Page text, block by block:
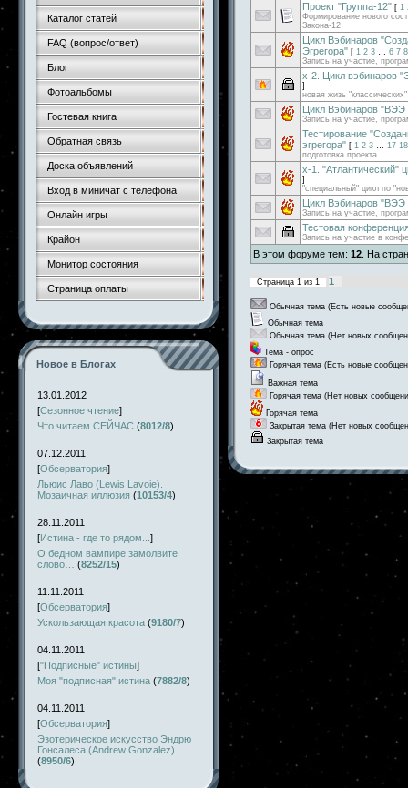
Каталог статей
FAQ (вопрос/ответ)
Блог
Фотоальбомы
Гостевая книга
Обратная связь
Доска объявлений
Вход в миничат с телефона
Онлайн игры
Крайон
Монитор состояния
Страница оплаты
Новое в Блогах
13.01.2012
[Сезонное чтение]
Что читаем СЕЙЧАС (8012/8)
07.12.2011
[Обсерватория]
Льюис Лаво (Lewis Lavoie).
Мозаичная иллюзия (10153/4)
28.11.2011
[Истина - где то рядом... ]
О бедном вампире замолвите
слово…
(8252/15)
11.11.2011
[Обсерватория]
Ускользающая красота (9180/7)
04.11.2011
["Подписные" истины]
Моя "подписная" истина (7882/8)
04.11.2011
[Обсерватория]
Эзотерическое искусство Эндрю
Гонсалеса (Andrew Gonzalez)
(8950/6)
Проект "Группа-12" [ 1
Формирование нового
Закона-12
Цикл Вэбинаров
Эгрегора" [ 1 2 3 … 6 7 8
Запись на участие,
x-2. Цикл вэбинаров
]
новая жизь
Цикл Вэбинаров "ВЭЭ
Запись на участие,
Тестирование
эгрегора" [ 1 2 3 … 17 18
подготовка проекта
x-1. "Атлантический"
]
"специальный" цикл по
Цикл Вэбинаров "ВЭЭ
Запись на участие,
Тестовая
Запись на участие в
В этом форуме тем: 12 . На
Страница 1 из 1 1
Обычная тема (Есть новые
Обычная тема
Обычная тема (Нет новых
Тема - опрос
Горячая тема (Есть новые
Важная тема
Горячая тема (Нет новых
Горячая тема
Закрытая тема (Нет новых
Закрытая тема